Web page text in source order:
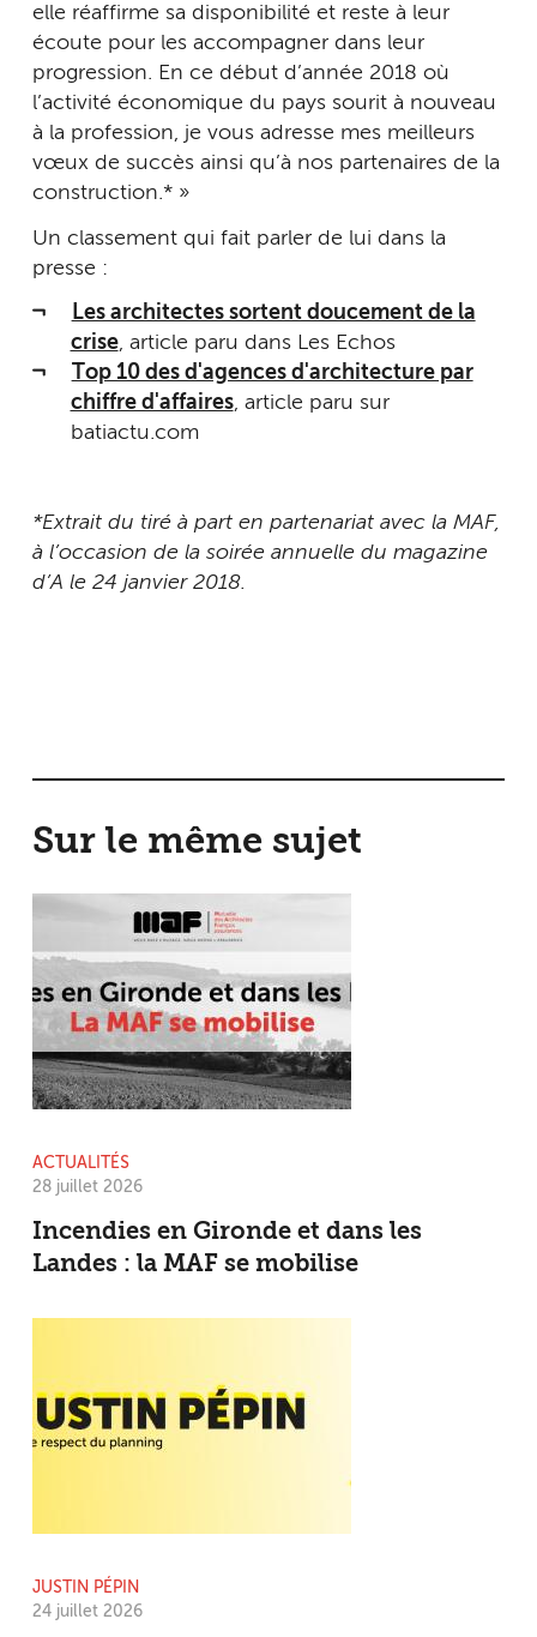
elle réaffirme sa disponibilité et reste à leur
écoute pour les accompagner dans leur
progression. En ce début d’année 2018 où
l’activité économique du pays sourit à nouveau
à la profession, je vous adresse mes meilleurs
vœux de succès ainsi qu’à nos partenaires de la
construction.* »
Un classement qui fait parler de lui dans la
presse :
Les architectes sortent doucement de la
crise, article paru dans Les Echos
Top 10 des d'agences d'architecture par
chiffre d'affaires, article paru sur
batiactu.com
*Extrait du tiré à part en partenariat avec la MAF,
à l’occasion de la soirée annuelle du magazine
d’A le 24 janvier 2018.
Sur le même sujet
ACTUALITÉS
28 juillet 2026
Incendies en Gironde et dans les
Landes : la MAF se mobilise
JUSTIN PÉPIN
24 juillet 2026